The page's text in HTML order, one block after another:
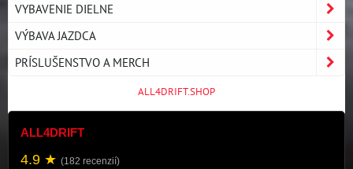
VYBAVENIE DIELNE
VÝBAVA JAZDCA
PRÍSLUŠENSTVO A MERCH
ALL4DRIFT.SHOP
ALL4DRIFT
4.9 ★ (182 recenzií)